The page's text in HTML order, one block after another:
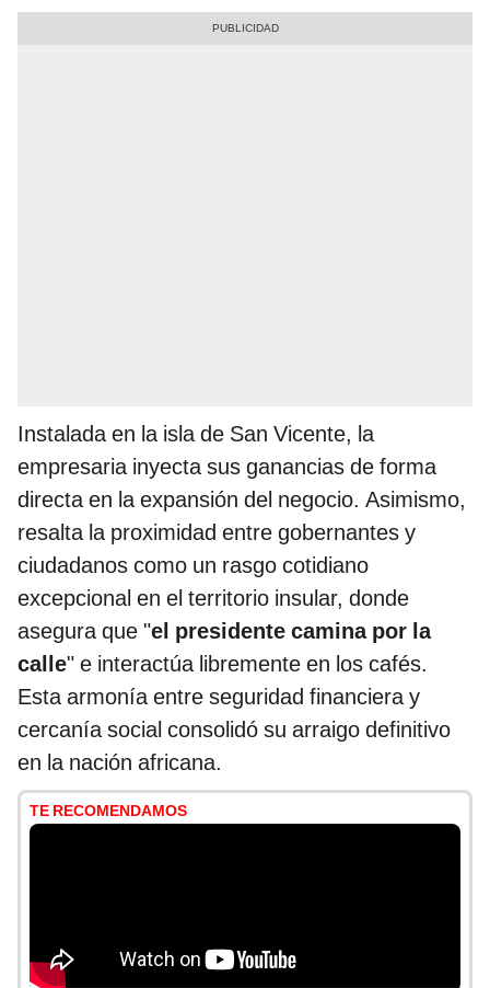
Instalada en la isla de San Vicente, la
empresaria inyecta sus ganancias de forma
directa en la expansión del negocio. Asimismo,
resalta la proximidad entre gobernantes y
ciudadanos como un rasgo cotidiano
excepcional en el territorio insular, donde
asegura que "el presidente camina por la
calle" e interactúa libremente en los cafés.
Esta armonía entre seguridad financiera y
cercanía social consolidó su arraigo definitivo
en la nación africana.
TE RECOMENDAMOS